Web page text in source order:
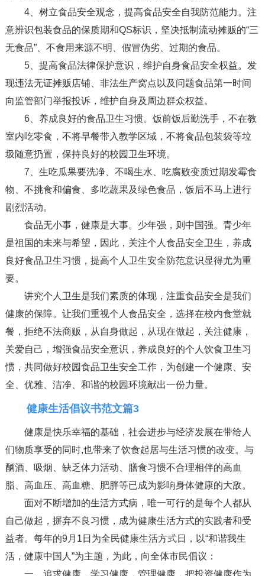
4、树立食品安全观念，提高食品安全自我防范能力。注
意辨识包装食品的保质期和QS标识，坚决抵制流动摊贩的“三
无食品”、不食用来源不明、假冒伪劣、过期的食品。
5、提高食品法律保护意识，维护自身食品安全权益。发
现违法无证摊贩店铺、非法生产窝点以及问题食品第一时间
向监管部门举报投诉，维护自身及周边群众权益。
6、养成良好的食品卫生习惯。饭前饭后勤洗手，不在教
室内吃零食，不将早餐带入教学区域，不将食品包装袋等垃
圾随意扔置，保持良好的校园卫生环境。
7、生吃瓜果要洗净、不喝生水、吃腐败变质过期发霉食
物、不挑食和偏食、多吃蔬果及绿色食品，饭后不马上进行
剧烈活动。
食品无小事，健康是大事。少年强，则中国强。青少年
是祖国的未来与希望，因此，关注个人食品安全卫生，养成
良好食品卫生习惯，提高个人卫生安全防范意识显得尤为重
要。
讲究个人卫生是我们素质的体现，注重食品安全是我们
健康的保障。让我们重视个人食品安全，选择在校内食堂就
餐，拒绝不法商贩，从自身做起，从现在做起，关注健康，
关爱自己，增强食品安全意识，养成良好的个人饮食卫生习
惯，共同做好校园食品卫生安全工作，为创建一个健康、安
全、优雅、洁净、和谐的校园环境献出一份力量。
健康生活倡议书范文篇3
健康是快乐幸福的基础，社会进步与经济发展在带给人
们物质享受的同时,也带来了饮食起居与生活习惯的改变。与
酗酒、吸烟、缺乏体力活动、膳食习惯不合理相伴的高血
脂、高血压、高血糖、肥胖等已成为影响身体健康的大敌。
面对不断增加的生活方式病，唯一可行的是每个人都从
自己做起，摒弃不良习惯，成为健康生活方式的实践者和受
益者。每年的9月1日为全民健康生活方式日，以“和谐我生
活，健康中国人”为主题，为此，向全体市民倡议：
一、追求健康，学习健康，管理健康，把投资健康作为